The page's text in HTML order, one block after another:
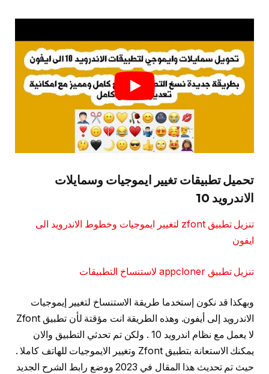
تحميل تطبيقات تغيير ايموجيات وسمايلات
الاندرويد 10
تنزيل تطبيق zfont لتغيير ايموجيات وخطوط الاندرويد الى
ايفون
تنزيل تطبيق appcloner لاستنساخ التطبيقات
وبهكذا قد نكون إستخدما طريقة الاستنساخ لتغيير إيموجيات
الاندرويد إلى أيفون. وهذه الطريقة انت مؤقتة لأن تطبيق Zfont
لا يعمل مع نظام اندرويد 10 . ولكن تم تحدثي التطبيق والان
يمكنك الاستعانة بتطبيق Zfont وتغيير الايموجيات للهاتف كاملا .
حيث تم تحديث هذا المقال في 2023 ووضع رابط الشرح الجديد